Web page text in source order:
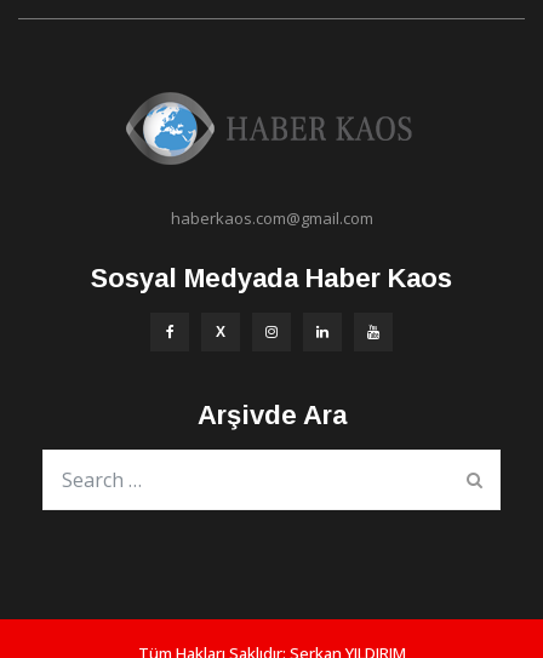
haberkaos.com@gmail.com
Sosyal Medyada Haber Kaos
Arşivde Ara
Tüm Hakları Saklıdır: Serkan YILDIRIM